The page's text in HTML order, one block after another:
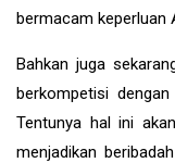
bermacam keperluan
Bahkan juga
berkompetisi
Tentunya hal ini
menjadikan